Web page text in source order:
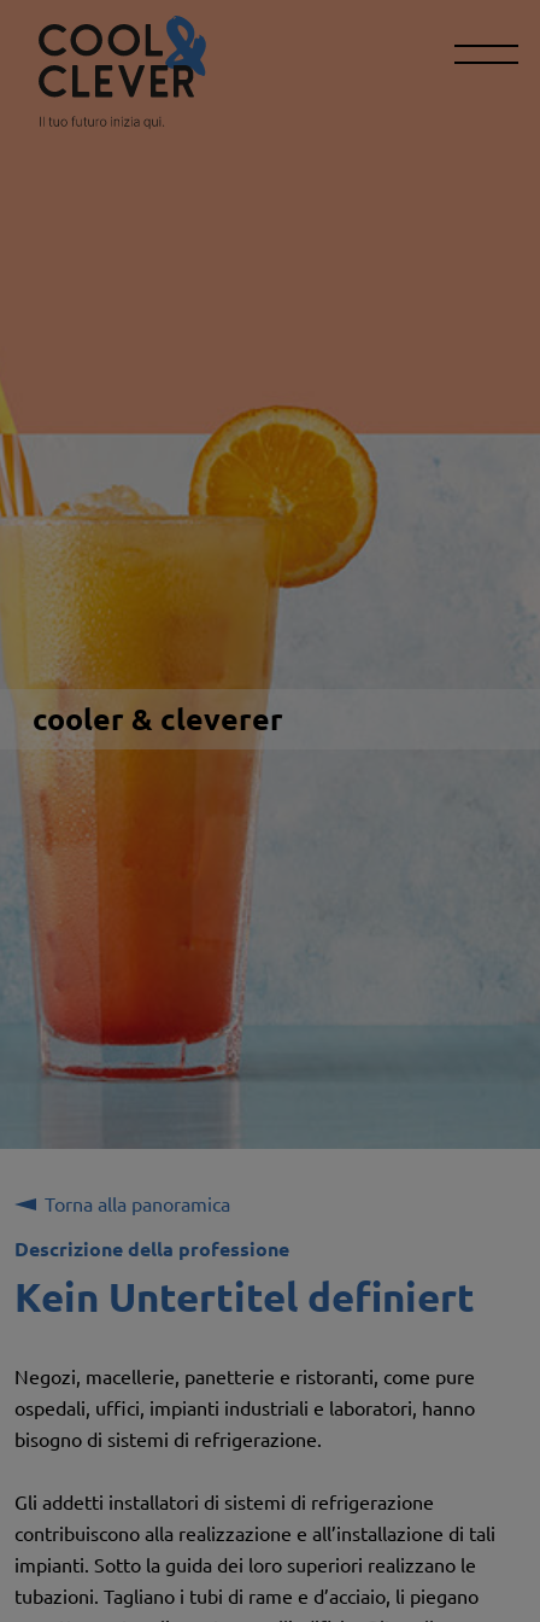
cooler & cleverer
Torna alla panoramica
Descrizione della professione
Kein Untertitel definiert
Negozi, macellerie, panetterie e ristoranti, come pure
ospedali, uffici, impianti industriali e laboratori, hanno
bisogno di sistemi di refrigerazione.
Gli addetti installatori di sistemi di refrigerazione
contribuiscono alla realizzazione e all’installazione di tali
impianti. Sotto la guida dei loro superiori realizzano le
tubazioni. Tagliano i tubi di rame e d’acciaio, li piegano